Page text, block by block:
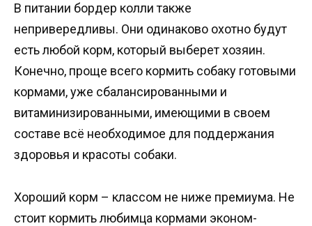
В питании бордер колли также
непривередливы. Они одинаково охотно будут
есть любой корм, который выберет хозяин.
Конечно, проще всего кормить собаку готовыми
кормами, уже сбалансированными и
витаминизированными, имеющими в своем
составе всё необходимое для поддержания
здоровья и красоты собаки.
Хороший корм – классом не ниже премиума. Не
стоит кормить любимца кормами эконом-